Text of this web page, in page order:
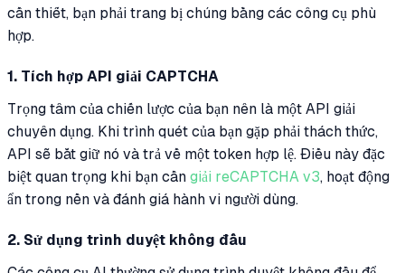
cần thiết, bạn phải trang bị chúng bằng các công cụ phù
hợp.
1. Tích hợp API giải CAPTCHA
Trọng tâm của chiến lược của bạn nên là một API giải
chuyên dụng. Khi trình quét của bạn gặp phải thách thức,
API sẽ bắt giữ nó và trả về một token hợp lệ. Điều này đặc
biệt quan trọng khi bạn cần giải reCAPTCHA v3, hoạt động
ẩn trong nền và đánh giá hành vi người dùng.
2. Sử dụng trình duyệt không đầu